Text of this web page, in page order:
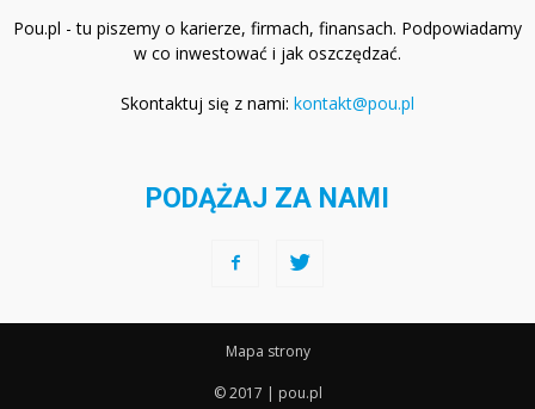
Pou.pl - tu piszemy o karierze, firmach, finansach. Podpowiadamy
w co inwestować i jak oszczędzać.
Skontaktuj się z nami: kontakt@pou.pl
PODĄŻAJ ZA NAMI
Mapa strony
© 2017 | pou.pl